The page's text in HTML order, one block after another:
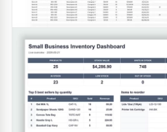
Google Sheets